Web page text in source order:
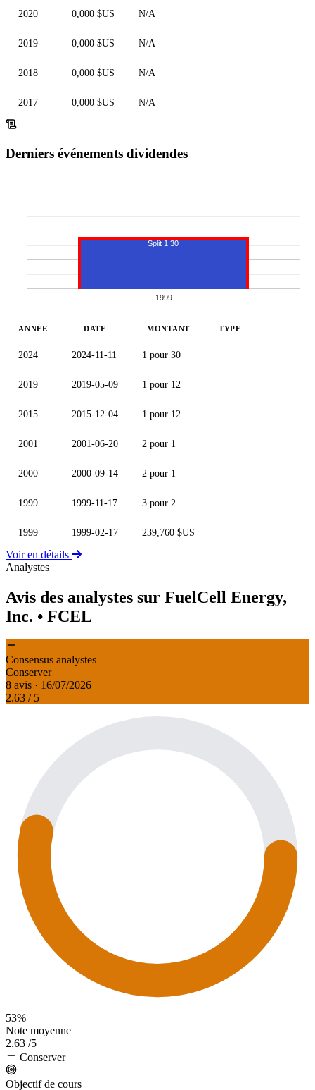
2020 0,000 $US N/A
2019 0,000 $US N/A
2018 0,000 $US N/A
2017 0,000 $US N/A
Derniers événements dividendes
1999
Split 1:30
ANNÉE DATE MONTANT TYPE
2024 2024-11-11 1 pour 30
2019 2019-05-09 1 pour 12
2015 2015-12-04 1 pour 12
2001 2001-06-20 2 pour 1
2000 2000-09-14 2 pour 1
1999 1999-11-17 3 pour 2
1999 1999-02-17 239,760 $US
Voir en détails
Analystes
Avis des analystes sur FuelCell Energy,
Inc. • FCEL
Consensus analystes
Conserver
8 avis · 16/07/2026
2.63 / 5
53%
Note moyenne
2.63 /5
Conserver
Objectif de cours